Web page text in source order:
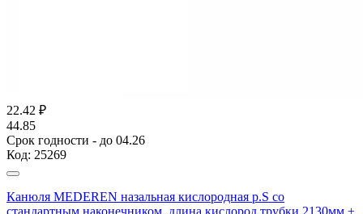
22.42 ₽
44.85
Срок годности - до 04.26
Код: 25269
Канюля MEDEREN назальная кислородная р.S со
стандартным наконечником, длина кислород.трубки 2130мм ±